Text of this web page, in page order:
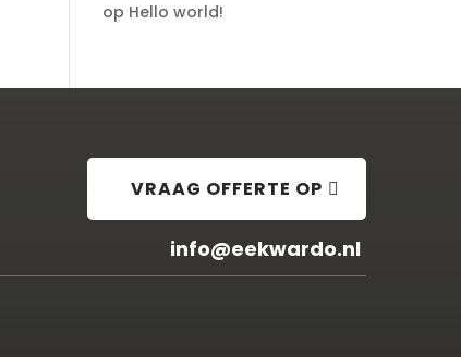
op Hello world!
VRAAG OFFERTE OP
info@eekwardo.nl